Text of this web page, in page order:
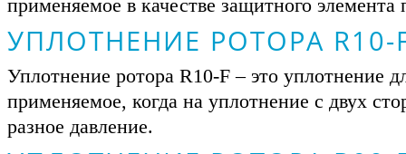
применяемое в качестве защитного
УПЛОТНЕНИЕ РОТОРА R10-
Уплотнение ротора R10-F – это уплотнение
применяемое, когда на уплотнение с двух
разное давление.